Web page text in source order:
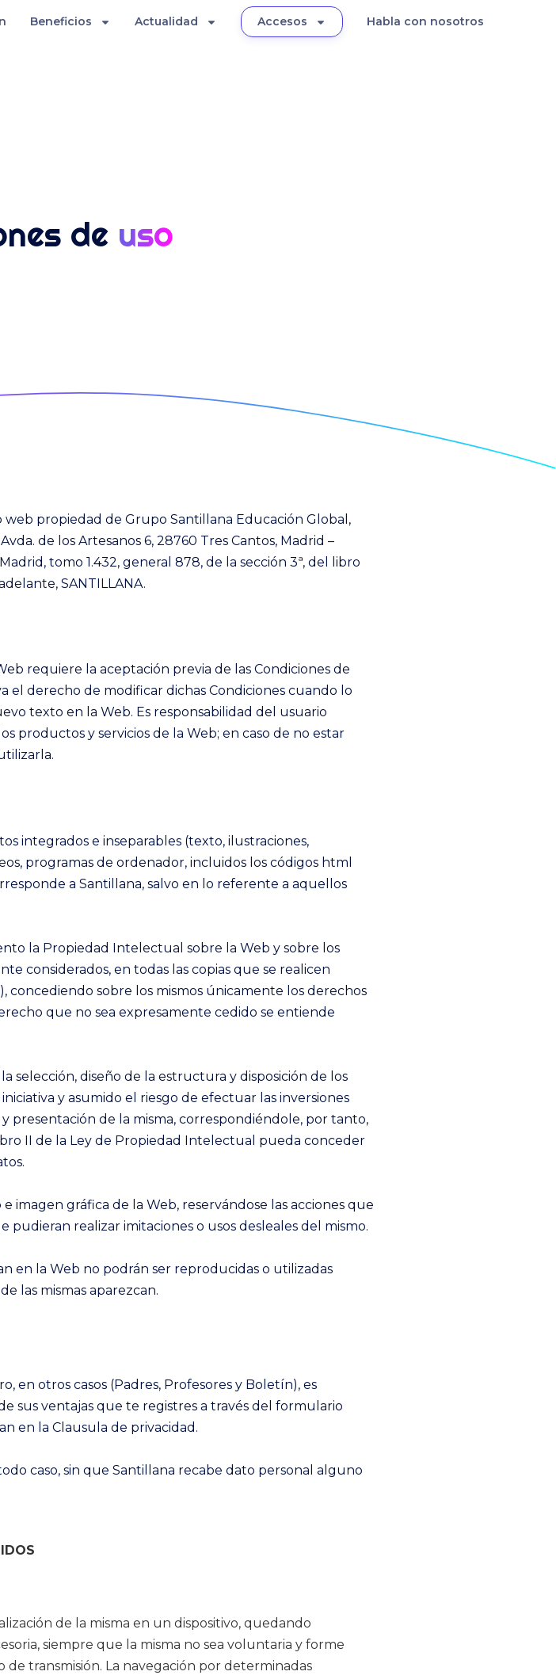
Beneficios Actualidad Accesos Habla con nosotros
de uso
propiedad de Grupo Santillana Educación Global,
de los Artesanos 6, 28760 Tres Cantos, Madrid –
tomo 1.432, general 878, de la sección 3ª, del libro
SANTILLANA.
requiere la aceptación previa de las Condiciones de
el derecho de modificar dichas Condiciones cuando lo
texto en la Web. Es responsabilidad del usuario
productos y servicios de la Web; en caso de no estar
integrados e inseparables (texto, ilustraciones,
programas de ordenador, incluidos los códigos html
a Santillana, salvo en lo referente a aquellos
la Propiedad Intelectual sobre la Web y sobre los
considerados, en todas las copias que se realicen
sobre los mismos únicamente los derechos
que no sea expresamente cedido se entiende
selección, diseño de la estructura y disposición de los
y asumido el riesgo de efectuar las inversiones
presentación de la misma, correspondiéndole, por tanto,
II de la Ley de Propiedad Intelectual pueda conceder
imagen gráfica de la Web, reservándose las acciones que
realizar imitaciones o usos desleales del mismo.
en la Web no podrán ser reproducidas o utilizadas
las mismas aparezcan.
en otros casos (Padres, Profesores y Boletín), es
sus ventajas que te registres a través del formulario
en la Clausula de privacidad.
caso, sin que Santillana recabe dato personal alguno
de la misma en un dispositivo, quedando
siempre que la misma no sea voluntaria y forme
transmisión. La navegación por determinadas